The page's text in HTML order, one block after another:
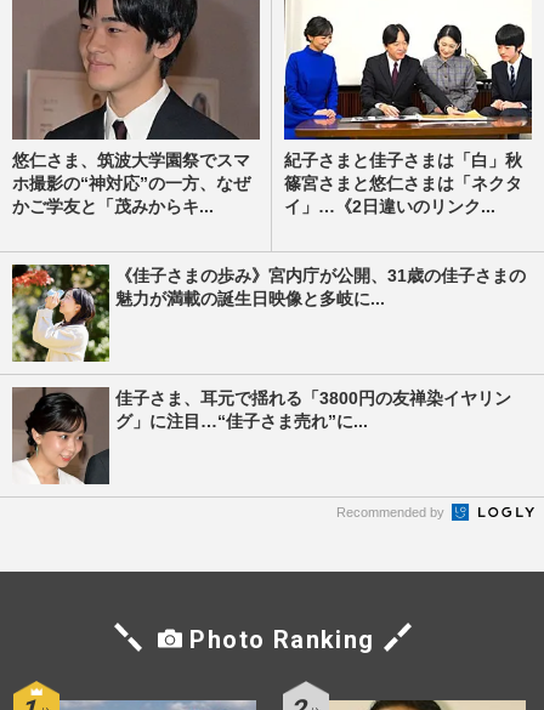
悠仁さま、筑波大学園祭でスマ
ホ撮影の“神対応”の一方、なぜ
かご学友と「茂みからキ...
紀子さまと佳子さまは「白」秋
篠宮さまと悠仁さまは「ネクタ
イ」…《2日違いのリンク...
《佳子さまの歩み》宮内庁が公開、31歳の佳子さまの
魅力が満載の誕生日映像と多岐に...
佳子さま、耳元で揺れる「3800円の友禅染イヤリン
グ」に注目…“佳子さま売れ”に...
Recommended by
Photo Ranking